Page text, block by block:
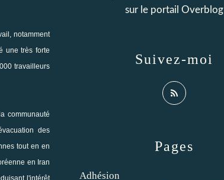
notamment
une très forte
travailleurs
communauté
des
tout en en
en Iran
l'intérêt
Pages
Adhésion
sur le portail Overblog
Suivez-moi